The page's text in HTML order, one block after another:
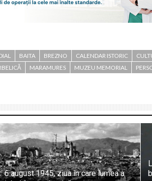
BAITA BREZNO CALENDAR ISTORIC
MARAMURES MUZEU MEMORIAL
6 august 1945, ziua în care lumea a